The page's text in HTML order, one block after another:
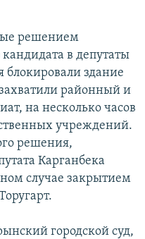
решением
кандидата в депутаты
блокировали здание
районный и
на несколько часов
учреждений.
решения,
Карганбека
случае закрытием
городской суд,